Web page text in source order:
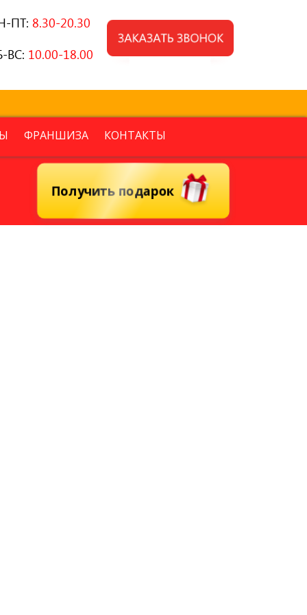
ПТ: 8.30-20.30
ВС: 10.00-18.00
ФРАНШИЗА КОНТАКТЫ
Получить подарок